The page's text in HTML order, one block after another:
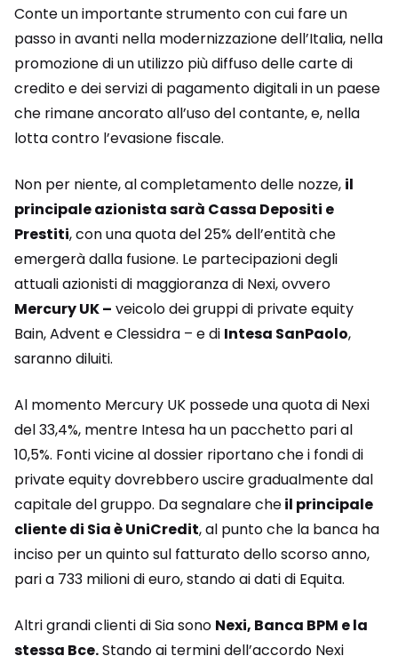
Conte un importante strumento con cui fare un
passo in avanti nella modernizzazione dell’Italia, nella
promozione di un utilizzo più diffuso delle carte di
credito e dei servizi di pagamento digitali in un paese
che rimane ancorato all’uso del contante, e, nella
lotta contro l’evasione fiscale.
Non per niente, al completamento delle nozze, il
principale azionista sarà Cassa Depositi e
Prestiti, con una quota del 25% dell’entità che
emergerà dalla fusione. Le partecipazioni degli
attuali azionisti di maggioranza di Nexi, ovvero
Mercury UK – veicolo dei gruppi di private equity
Bain, Advent e Clessidra – e di Intesa SanPaolo,
saranno diluiti.
Al momento Mercury UK possede una quota di Nexi
del 33,4%, mentre Intesa ha un pacchetto pari al
10,5%. Fonti vicine al dossier riportano che i fondi di
private equity dovrebbero uscire gradualmente dal
capitale del gruppo. Da segnalare cheil principale
cliente di Sia è UniCredit, al punto che la banca ha
inciso per un quinto sul fatturato dello scorso anno,
pari a 733 milioni di euro, stando ai dati di Equita.
Altri grandi clienti di Sia sono Nexi, Banca BPM e la
stessa Bce.Stando ai termini dell’accordo Nexi